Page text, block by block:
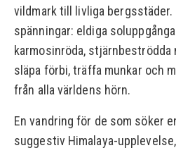
vildmark till livliga bergsstäder.
spänningar: eldiga
karmosinröda, stjärnbeströdda
släpa förbi, träffa munkar och
från alla världens hörn.
En vandring för de som söker
suggestiv Himalaya-